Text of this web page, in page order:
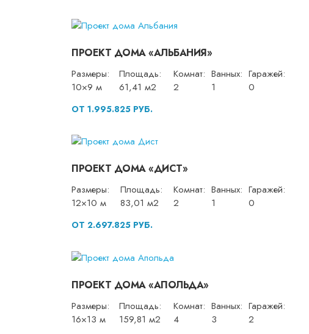
ПРОЕКТ ДОМА «АЛЬБАНИЯ»
Размеры:
10×9 м
Площадь:
61,41 м2
Комнат:
2
Ванных:
1
Гаражей:
0
ОТ 1.995.825 РУБ.
ПРОЕКТ ДОМА «ДИСТ»
Размеры:
12×10 м
Площадь:
83,01 м2
Комнат:
2
Ванных:
1
Гаражей:
0
ОТ 2.697.825 РУБ.
ПРОЕКТ ДОМА «АПОЛЬДА»
Размеры:
16×13 м
Площадь:
159,81 м2
Комнат:
4
Ванных:
3
Гаражей:
2